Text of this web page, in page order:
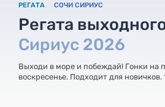
РЕГАТА СОЧИ СИРИУС
Регата
Сириус 2026
Выходи в море и побеждай! Гонки на
воскресенье. Подходит для новичков.